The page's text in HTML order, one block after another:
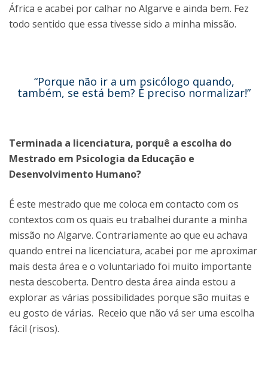
África e acabei por calhar no Algarve e ainda bem. Fez
todo sentido que essa tivesse sido a minha missão.
“Porque não ir a um psicólogo quando,
também, se está bem? É preciso normalizar!”
Terminada a licenciatura, porquê a escolha do
Mestrado em Psicologia da Educação e
Desenvolvimento Humano?
É este mestrado que me coloca em contacto com os
contextos com os quais eu trabalhei durante a minha
missão no Algarve. Contrariamente ao que eu achava
quando entrei na licenciatura, acabei por me aproximar
mais desta área e o voluntariado foi muito importante
nesta descoberta. Dentro desta área ainda estou a
explorar as várias possibilidades porque são muitas e
eu gosto de várias. Receio que não vá ser uma escolha
fácil (risos).